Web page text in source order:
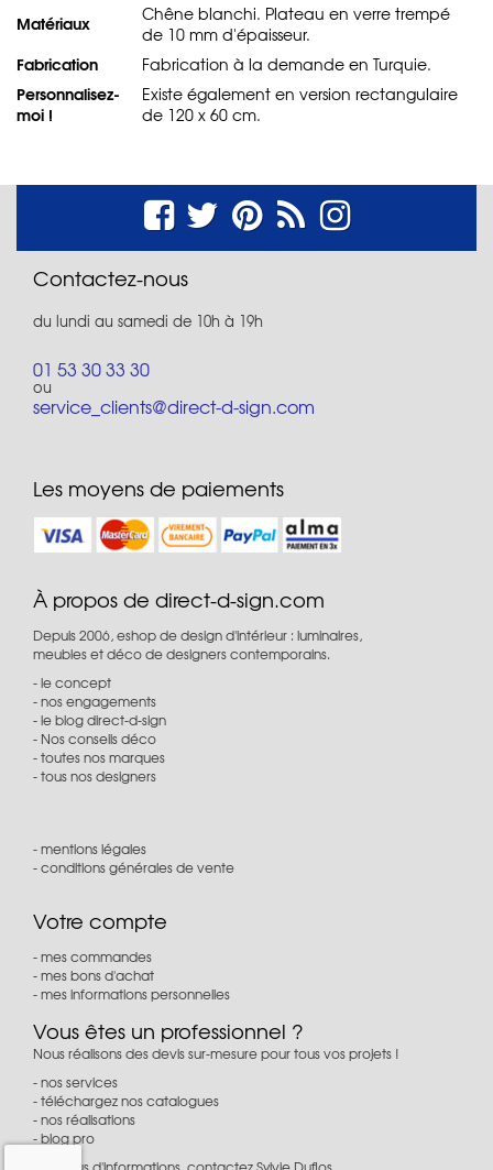
Matériaux
Chêne blanchi. Plateau en verre trempé
de 10 mm d'épaisseur.
Fabrication Fabrication à la demande en Turquie.
Personnalisez-
moi !
Existe également en version rectangulaire
de 120 x 60 cm.
Contactez-nous
du lundi au samedi de 10h à 19h
01 53 30 33 30
ou
service_clients@direct-d-sign.com
Les moyens de paiements
À propos de direct-d-sign.com
Depuis 2006, eshop de design d'intérieur : luminaires,
meubles et déco de designers contemporains.
le concept
nos engagements
le blog direct-d-sign
Nos conseils déco
toutes nos marques
tous nos designers
mentions légales
conditions générales de vente
Votre compte
mes commandes
mes bons d'achat
mes informations personnelles
Vous êtes un professionnel ?
Nous réalisons des devis sur-mesure pour tous vos projets !
nos services
téléchargez nos catalogues
nos réalisations
blog pro